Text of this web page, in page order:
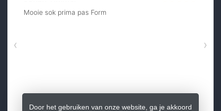
Door het gebruiken van onze website, ga je akkoord